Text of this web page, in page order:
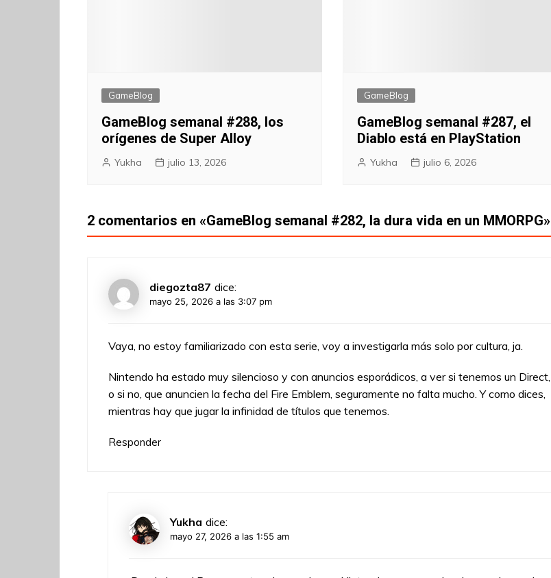
GameBlog
GameBlog semanal #288, los
orígenes de Super Alloy
Yukha julio 13, 2026
GameBlog
GameBlog semanal #287, el
Diablo está en PlayStation
Yukha julio 6, 2026
2 comentarios en «GameBlog semanal #282, la dura vida en un MMORPG»
diegozta87 dice:
mayo 25, 2026 a las 3:07 pm
Vaya, no estoy familiarizado con esta serie, voy a investigarla más solo por cultura, ja.
Nintendo ha estado muy silencioso y con anuncios esporádicos, a ver si tenemos un Direct,
o si no, que anuncien la fecha del Fire Emblem, seguramente no falta mucho. Y como dices,
mientras hay que jugar la infinidad de títulos que tenemos.
Responder
Yukha dice:
mayo 27, 2026 a las 1:55 am